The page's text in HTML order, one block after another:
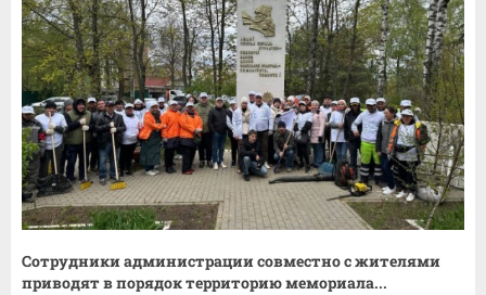
Сотрудники администрации совместно с жителями
приводят в порядок территорию мемориала...